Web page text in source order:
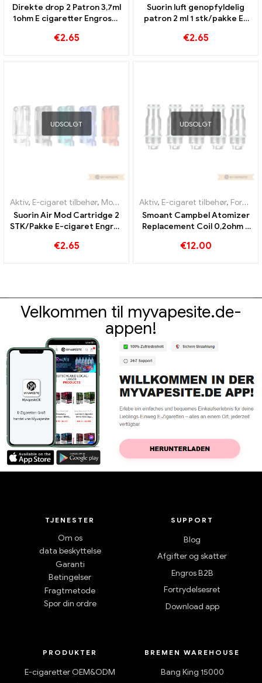
Direkte drop 2 Patron 3,7ml
1ohm E cigaretter Engros丨
€2.65
Suorin luft genopfyldelig
patron 2 ml 1 stk/pakke E-
€2.65
UDSOLGT
Aktiv, E-cigaret tilbehør, Mod ,
Fordamper
Suorin Air Mod Cartridge 2
STK/Pakke E-cigaret Engros
€2.65
UDSOLGT
Aktiv, E-cigaret tilbehør, Fordamper
Smoant Campbel Atomizer
Replacement Coil 0,2ohm 5
丨 Custom
€12.00
Velkommen til myvapesite.de-
appen!
TJENESTER
Om os
data beskyttelse
Garanti
Betingelser
Fragtmetode
Spor din ordre
SUPPORT
Blog
Afgifter og skatter
Engros B2B
Fortrydelsesret
Download app
PRODUKTER
E-cigaretter OEM&ODM
BREMEN WAREHOUSE
Bang King 15000